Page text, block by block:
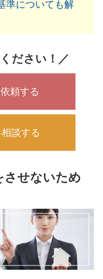
準についても解
ださい！／
頼する
談する
させないため